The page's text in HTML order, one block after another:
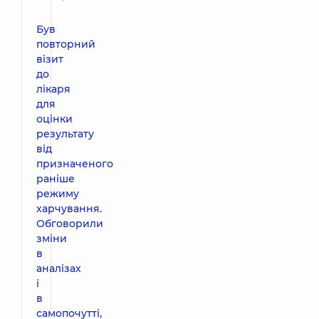
Був
повторний
візит
до
лікаря
для
оцінки
результату
від
призначеного
раніше
режиму
харчування.
Обговорили
зміни
в
аналізах
і
в
самопочутті,